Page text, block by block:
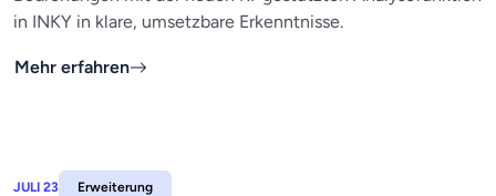
in INKY in klare, umsetzbare Erkenntnisse.
Mehr erfahren
JULI 23 Erweiterung